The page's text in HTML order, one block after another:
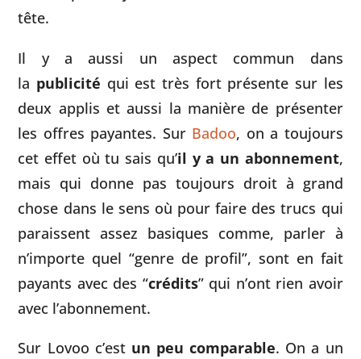
tête.
Il y a aussi un aspect commun dans
la publicité qui est très fort présente sur les
deux applis et aussi la manière de présenter
les offres payantes. Sur Badoo, on a toujours
cet effet où tu sais qu’il y a un abonnement,
mais qui donne pas toujours droit à grand
chose dans le sens où pour faire des trucs qui
paraissent assez basiques comme, parler à
n’importe quel “genre de profil”, sont en fait
payants avec des “crédits” qui n’ont rien avoir
avec l’abonnement.
Sur Lovoo c’est un peu comparable. On a un